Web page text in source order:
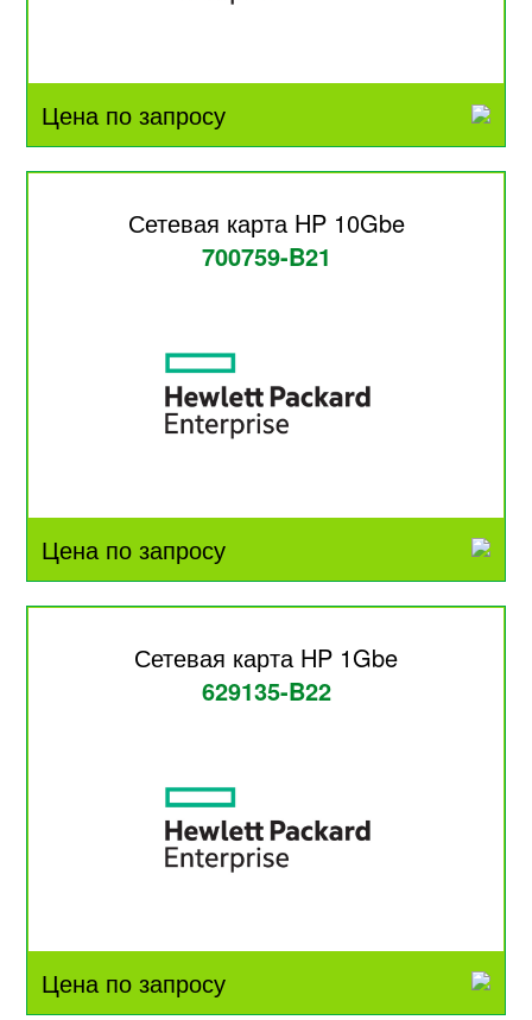
Цена по запросу
Сетевая карта HP 10Gbe
700759-B21
Цена по запросу
Сетевая карта HP 1Gbe
629135-B22
Цена по запросу